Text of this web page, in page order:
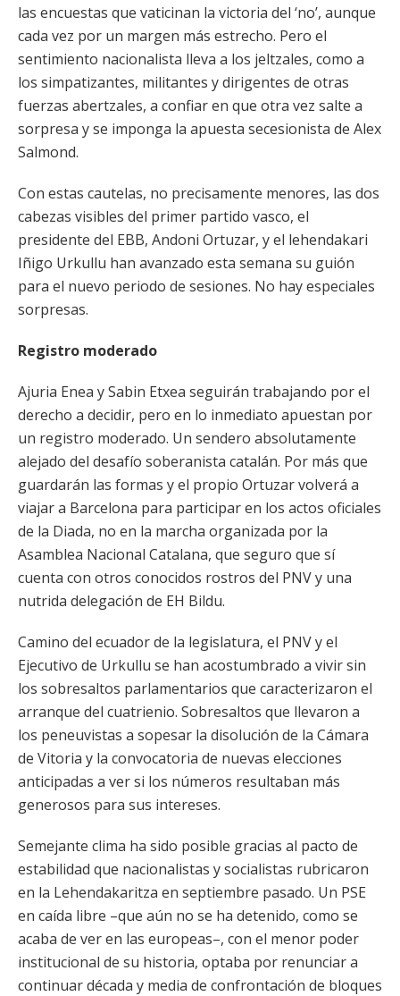
las encuestas que vaticinan la victoria del ‘no’, aunque
cada vez por un margen más estrecho. Pero el
sentimiento nacionalista lleva a los jeltzales, como a
los simpatizantes, militantes y dirigentes de otras
fuerzas abertzales, a confiar en que otra vez salte a
sorpresa y se imponga la apuesta secesionista de Alex
Salmond.
Con estas cautelas, no precisamente menores, las dos
cabezas visibles del primer partido vasco, el
presidente del EBB, Andoni Ortuzar, y el lehendakari
Iñigo Urkullu han avanzado esta semana su guión
para el nuevo periodo de sesiones. No hay especiales
sorpresas.
Registro moderado
Ajuria Enea y Sabin Etxea seguirán trabajando por el
derecho a decidir, pero en lo inmediato apuestan por
un registro moderado. Un sendero absolutamente
alejado del desafío soberanista catalán. Por más que
guardarán las formas y el propio Ortuzar volverá a
viajar a Barcelona para participar en los actos oficiales
de la Diada, no en la marcha organizada por la
Asamblea Nacional Catalana, que seguro que sí
cuenta con otros conocidos rostros del PNV y una
nutrida delegación de EH Bildu.
Camino del ecuador de la legislatura, el PNV y el
Ejecutivo de Urkullu se han acostumbrado a vivir sin
los sobresaltos parlamentarios que caracterizaron el
arranque del cuatrienio. Sobresaltos que llevaron a
los peneuvistas a sopesar la disolución de la Cámara
de Vitoria y la convocatoria de nuevas elecciones
anticipadas a ver si los números resultaban más
generosos para sus intereses.
Semejante clima ha sido posible gracias al pacto de
estabilidad que nacionalistas y socialistas rubricaron
en la Lehendakaritza en septiembre pasado. Un PSE
en caída libre –que aún no se ha detenido, como se
acaba de ver en las europeas–, con el menor poder
institucional de su historia, optaba por renunciar a
continuar década y media de confrontación de bloques